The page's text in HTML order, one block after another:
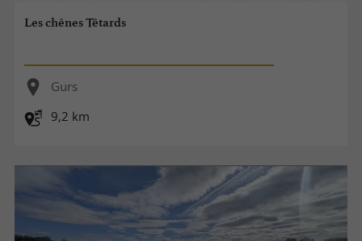
Les chênes Têtards
Gurs
9,2 km